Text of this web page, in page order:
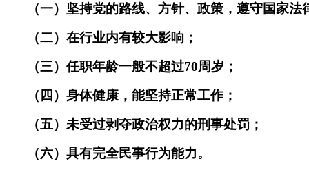
（一）坚持党的路线、方针、政策，遵守国家法
（二）在行业内有较大影响；
（三）任职年龄一般不超过70周岁；
（四）身体健康，能坚持正常工作；
（五）未受过剥夺政治权力的刑事处罚；
（六）具有完全民事行为能力。